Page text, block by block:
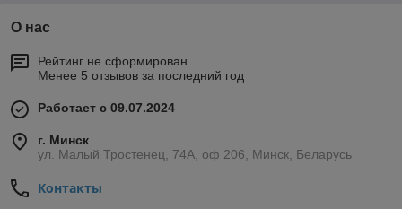
О нас
Рейтинг не сформирован
Менее 5 отзывов за последний год
Работает с 09.07.2024
г. Минск
ул. Малый Тростенец, 74А, оф 206, Минск, Беларусь
Контакты